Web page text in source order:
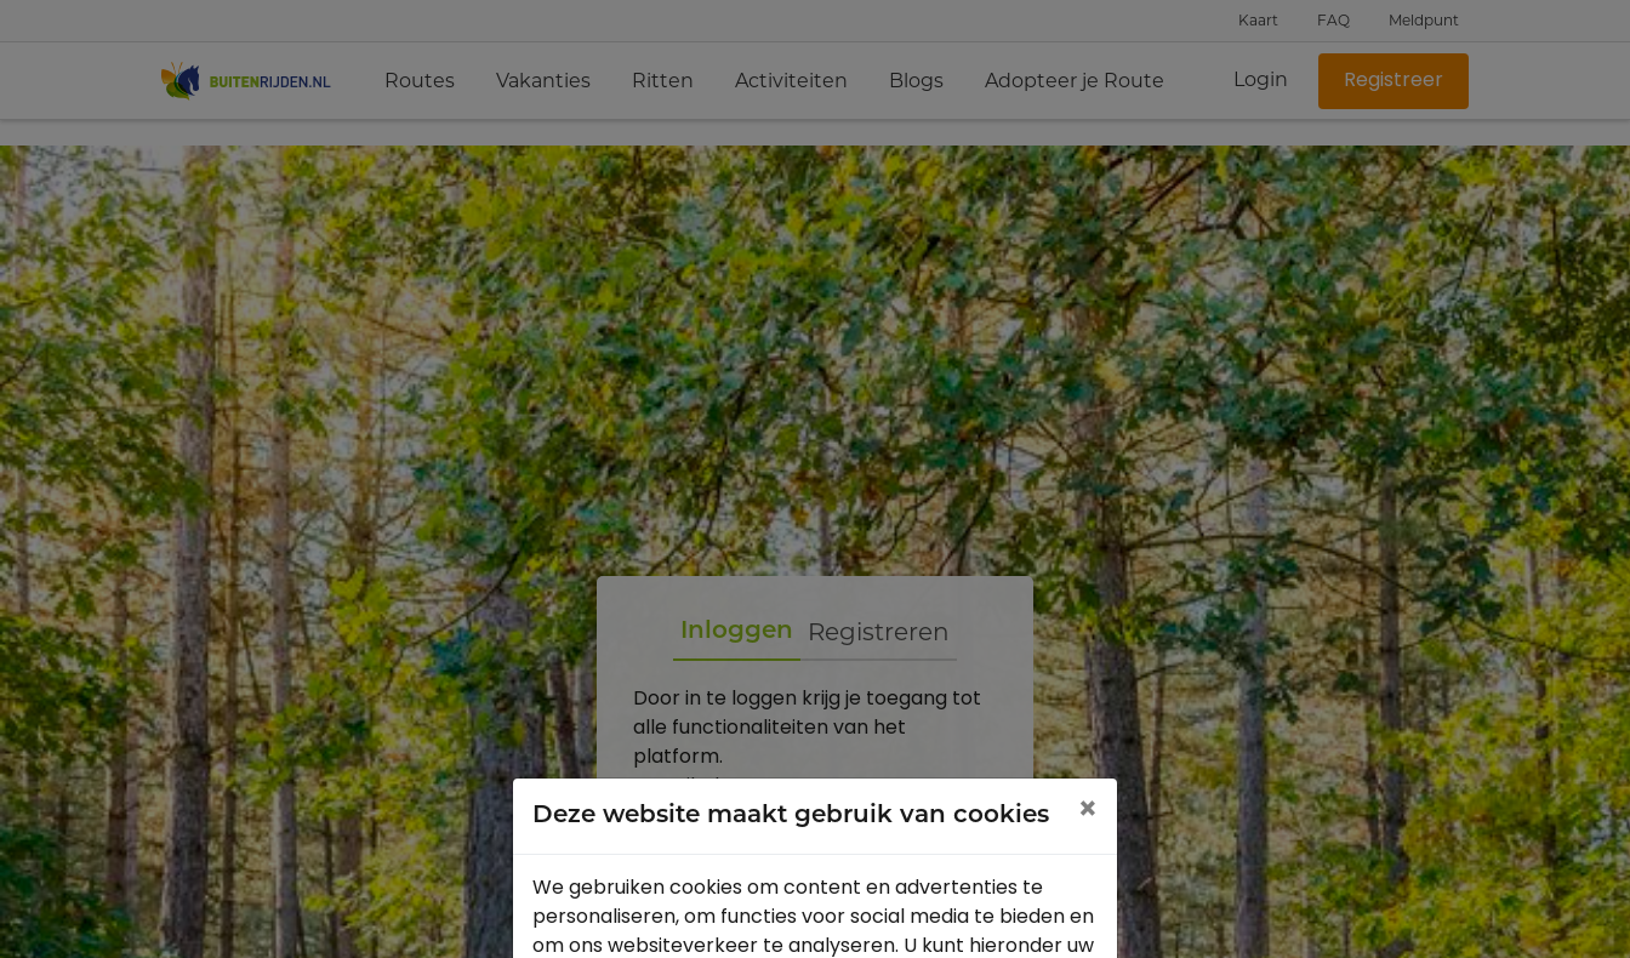
Kaart FAQ Meldpunt
Routes Vakanties Ritten Activiteiten Blogs Adopteer je Route Login Registreer
Inloggen Registreren
Door in te loggen krijg je toegang tot
alle functionaliteiten van het
platform.
Toon
Deze website maakt gebruik van cookies ×
We gebruiken cookies om content en advertenties te
personaliseren, om functies voor social media te bieden en
om ons websiteverkeer te analyseren. U kunt hieronder uw